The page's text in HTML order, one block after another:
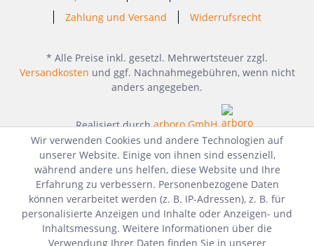
Zahlung und Versand
Widerrufsrecht
* Alle Preise inkl. gesetzl. Mehrwertsteuer zzgl.
Versandkosten und ggf. Nachnahmegebühren, wenn nicht
anders angegeben.
Realisiert durcharboro GmbH
Wir verwenden Cookies und andere Technologien auf
unserer Website. Einige von ihnen sind essenziell,
während andere uns helfen, diese Website und Ihre
Erfahrung zu verbessern. Personenbezogene Daten
können verarbeitet werden (z. B. IP-Adressen), z. B. für
personalisierte Anzeigen und Inhalte oder Anzeigen- und
Inhaltsmessung. Weitere Informationen über die
Verwendung Ihrer Daten finden Sie in unserer